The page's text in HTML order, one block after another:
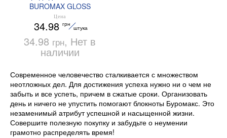
BUROMAX GLOSS
BM.24652151 80 листов в
клетку
Цена
34.98 грн
штука
34.98 грн, Нет в
наличии
Современное человечество сталкивается с множеством
неотложных дел. Для достижения успеха нужно ни о чем не
забыть и все успеть, причем в сжатые сроки. Организовать
день и ничего не упустить помогают блокноты Буромакс. Это
незаменимый атрибут успешной и насыщенной жизни.
Совершите полезную покупку и забудьте о неумении
грамотно распределять время!